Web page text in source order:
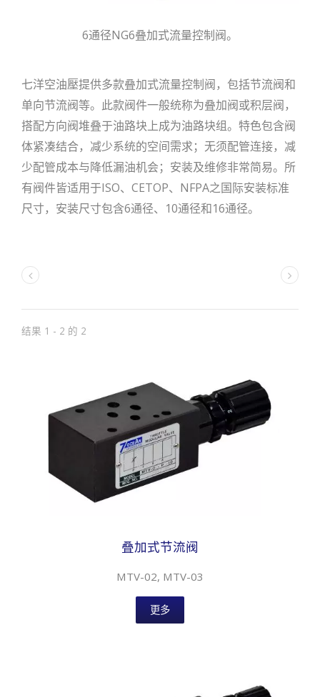
6通径NG6叠加式流量控制阀。
七洋空油壓提供多款叠加式流量控制阀，包括节流阀和
单向节流阀等。此款阀件一般统称为叠加阀或积层阀，
搭配方向阀堆叠于油路块上成为油路块组。特色包含阀
体紧凑结合，减少系统的空间需求；无须配管连接，减
少配管成本与降低漏油机会；安装及维修非常简易。所
有阀件皆适用于ISO、CETOP、NFPA之国际安装标准
尺寸，安装尺寸包含6通径、10通径和16通径。
结果 1 - 2 的 2
叠加式节流阀
MTV-02, MTV-03
更多